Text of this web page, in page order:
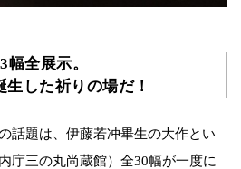
幅全展示。
した祈りの場だ！
話題は、伊藤若冲畢生の大作とい
庁三の丸尚蔵館）全30幅が一度に